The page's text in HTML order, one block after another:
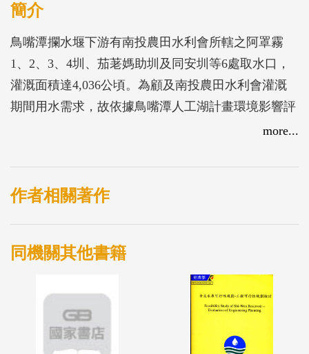
簡介
鳥嘴潭攔水堰下游有南投農田水利會所轄之阿罩霧
1、2、3、4圳、茄荖媽助圳及同安圳等6處取水口，
灌溉面積達4,036公頃。為顧及南投農田水利會灌溉
期間用水需求，故依據鳥嘴潭人工湖計畫環境影響評
估審查會議，研提阿罩霧一、二圳聯絡渠道、茄荖媽
阿罩霧一圳固床工改善等改善工程，進行提高農業水
資源利用效率之相關規劃。
more...
作者相關著作
同機關其他書籍